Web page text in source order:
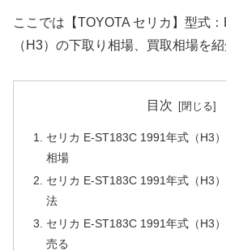
ここでは【TOYOTA セリカ】型式
（H3）の下取り相場、買取相場を紹
目次
セリカ E-ST183C 1991年式（H3
相場
セリカ E-ST183C 1991年式（H3
法
セリカ E-ST183C 1991年式（H3
売る